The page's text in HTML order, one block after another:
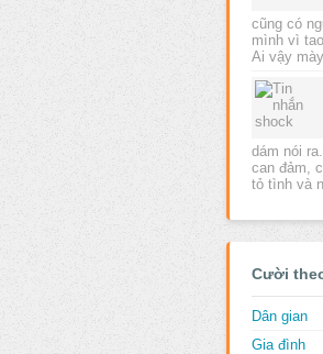
cũng có
mình vì
Ai vậy
dám nói
can đảm,
tỏ tình và
Cười
Dân gian
Gia đình